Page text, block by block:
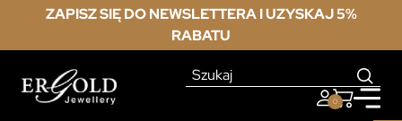
ZAPISZ SIĘ DO NEWSLETTERA I UZYSKAJ 5%
RABATU
0